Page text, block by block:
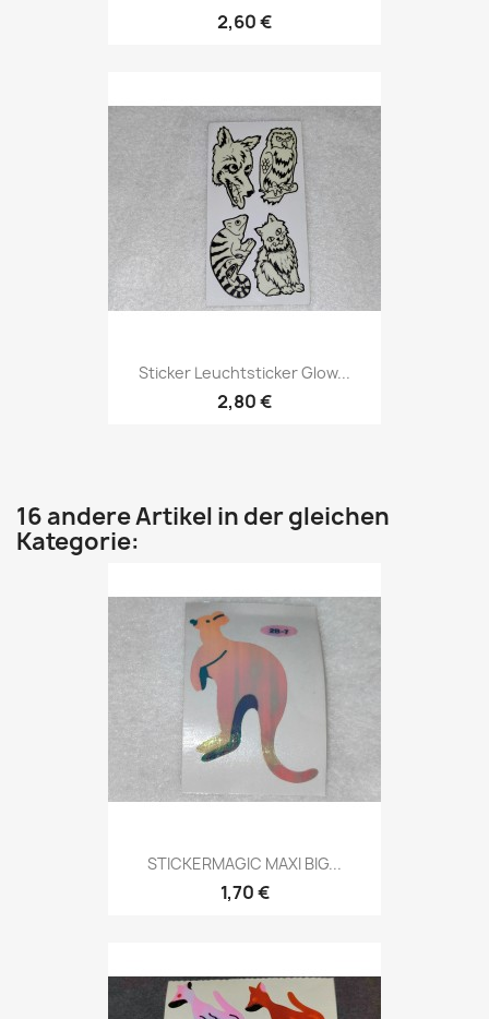
2,60 €
Sticker Leuchtsticker Glow...
2,80 €
16 andere Artikel in der gleichen
Kategorie:
STICKERMAGIC MAXI BIG...
1,70 €